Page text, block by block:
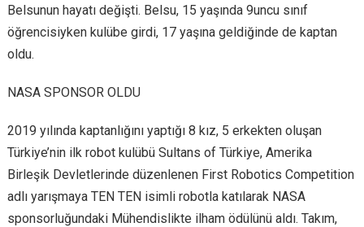
Belsunun hayatı değişti. Belsu, 15 yaşında 9uncu sınıf
öğrencisiyken kulübe girdi, 17 yaşına geldiğinde de kaptan
oldu.
NASA SPONSOR OLDU
2019 yılında kaptanlığını yaptığı 8 kız, 5 erkekten oluşan
Türkiye’nin ilk robot kulübü Sultans of Türkiye, Amerika
Birleşik Devletlerinde düzenlenen First Robotics Competition
adlı yarışmaya TEN TEN isimli robotla katılarak NASA
sponsorluğundaki Mühendislikte ilham ödülünü aldı. Takım,